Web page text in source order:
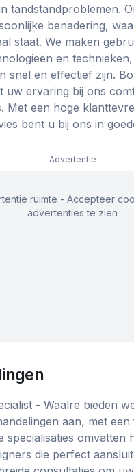
tandstandproblemen.
benadering,
staat. We maken
en
snel en effectief zijn.
uw ervaring bij ons
Met een hoge
bent u bij ons in
Advertentie
ruimte - Accepteer
advertenties te zien
- Waalre bieden
aan, met
specialisaties omvatten
die perfect